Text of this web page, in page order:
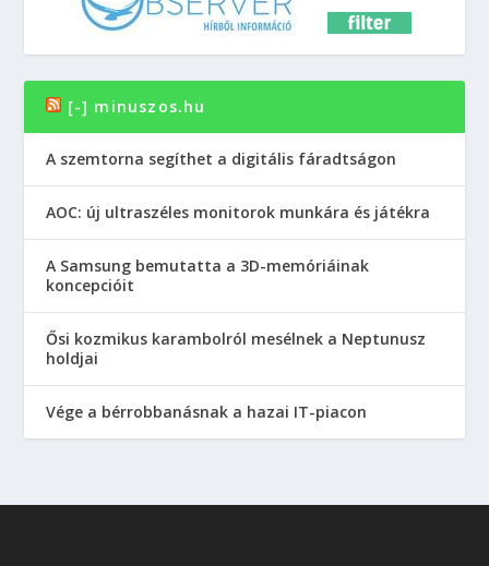
[-] minuszos.hu
A szemtorna segíthet a digitális fáradtságon
AOC: új ultraszéles monitorok munkára és játékra
A Samsung bemutatta a 3D-memóriáinak
koncepcióit
Ősi kozmikus karambolról mesélnek a Neptunusz
holdjai
Vége a bérrobbanásnak a hazai IT-piacon